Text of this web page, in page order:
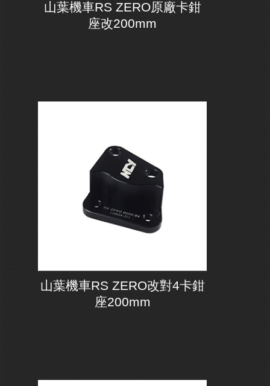
山葉機車RS ZERO原廠卡鉗
座改200mm
山葉機車RS ZERO改對4卡鉗
座200mm